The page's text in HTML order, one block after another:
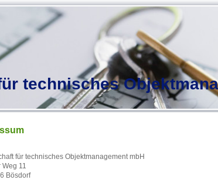
technisches
für technisches Objektmanagement mbH
11
Bösdorf